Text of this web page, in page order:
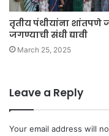
तृतीय पंथीयांना शांतपणे
जगण्याची संधी द्यावी
March 25, 2025
Leave a Reply
Your email address will